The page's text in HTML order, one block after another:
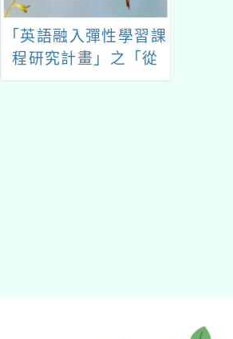
E數位素養講師培訓工
作坊—探索數位素養新
篇章